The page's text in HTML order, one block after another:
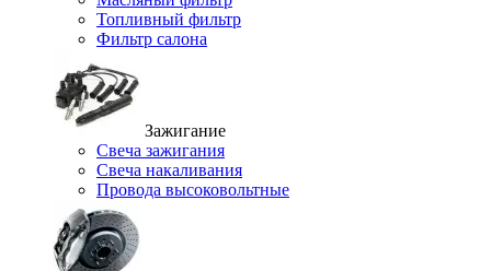
Топливный фильтр
Фильтр салона
Зажигание
Свеча зажигания
Свеча накаливания
Провода высоковольтные